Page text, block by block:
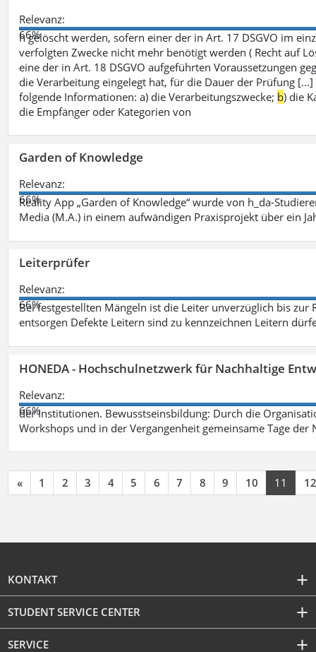
Relevanz:
66%
h gelöscht werden, sofern einer der in Art. 17 DSGVO im
verfolgten Zwecke nicht mehr benötigt werden ( Recht auf
eine der in Art. 18 DSGVO aufgeführten Voraussetzungen
die Verarbeitung eingelegt hat, für die Dauer der Prüfung
folgende Informationen: a) die Verarbeitungszwecke; b) die
die Empfänger oder Kategorien von
Garden of Knowledge
Relevanz:
66%
Reality App „Garden of Knowledge“ wurde von h_da-
Media (M.A.) in einem aufwändigen Praxisprojekt über ein
Leiterprüfer
Relevanz:
66%
Bei festgestellten Mängeln ist die Leiter unverzüglich bis zur
entsorgen Defekte Leitern sind zu kennzeichnen Leitern
HONEDA - Hochschulnetzwerk für Nachhaltige
Relevanz:
66%
der Institutionen. Bewusstseinsbildung: Durch die
Workshops und in der Vergangenheit gemeinsame Tage
« 1 2 3 4 5 6 7 8 9 10 11 12
KONTAKT
STUDENT SERVICE CENTER
SERVICE